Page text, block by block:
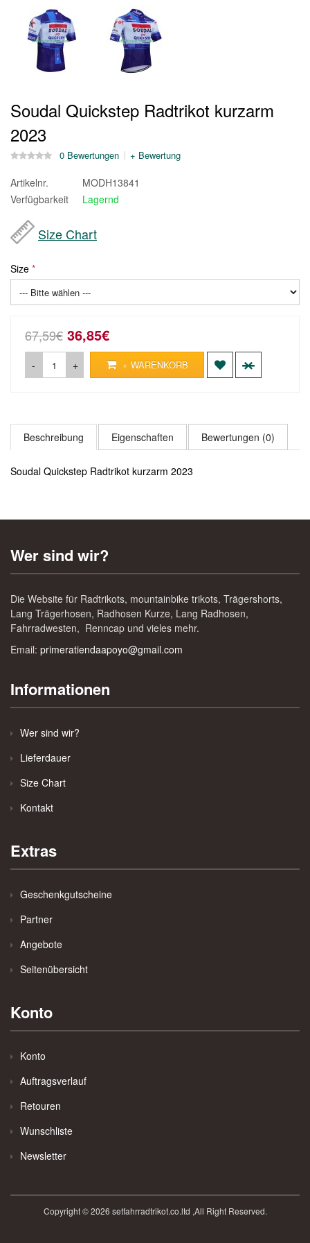
Soudal Quickstep Radtrikot kurzarm
2023
0 Bewertungen + Bewertung
Artikelnr.
MODH13841
Verfügbarkeit
Lagernd
Size Chart
Size
67,59€ 36,85€
- + + WARENKORB
Beschreibung Eigenschaften Bewertungen (0)
Soudal Quickstep Radtrikot kurzarm 2023
Wer sind wir?
Die Website für Radtrikots, mountainbike trikots, Trägershorts,
Lang Trägerhosen, Radhosen Kurze, Lang Radhosen,
Fahrradwesten, Renncap und vieles mehr.
Email: primeratiendaapoyo@gmail.com
Informationen
Wer sind wir?
Lieferdauer
Size Chart
Kontakt
Extras
Geschenkgutscheine
Partner
Angebote
Seitenübersicht
Konto
Konto
Auftragsverlauf
Retouren
Wunschliste
Newsletter
Copyright © 2026 setfahrradtrikot.co.ltd ,All Right Reserved.